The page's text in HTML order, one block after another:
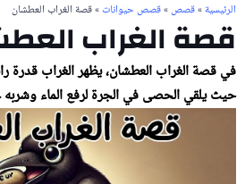
الرئيسية»قصص»قصص حيوانات» قصة الغراب العطشان
قصة الغراب
في قصة الغراب العطشان، يظهر الغراب قدرة
حيث يلقي الحصى في الجرة لرفع الماء